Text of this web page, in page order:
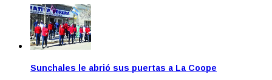
Sunchales le abrió sus puertas a La Coope